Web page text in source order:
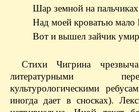
Шар земной на
Над моей кроватью
Вот и вышел зайчик
Стихи Чигрина
литературными
культурологическими
иногда дает в сносках).